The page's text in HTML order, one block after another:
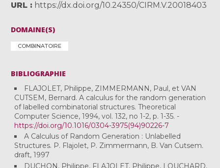
URL
https://dx.doi.org/10.24350/CIRM.V.20018403
DOMAINE(S)
COMBINATOIRE
BIBLIOGRAPHIE
FLAJOLET, Philippe, ZIMMERMANN, Paul, et VAN
CUTSEM, Bernard. A calculus for the random generation
of labelled combinatorial structures. Theoretical
Computer Science, 1994, vol. 132, no 1-2, p. 1-35. -
https://doi.org/10.1016/0304-3975(94)90226-7
A Calculus of Random Generation : Unlabelled
Structures. P. Flajolet, P. Zimmermann, B. Van Cutsem.
draft, 1997
DUCHON, Philippe, FLAJOLET, Philippe, LOUCHARD,